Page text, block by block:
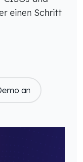
einen Schritt
an